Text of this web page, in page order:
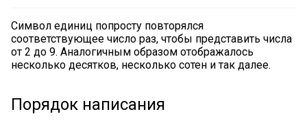
Символ единиц попросту повторялся
соответствующее число раз, чтобы представить числа
от 2 до 9. Аналогичным образом отображалось
несколько десятков, несколько сотен и так далее.
Порядок написания